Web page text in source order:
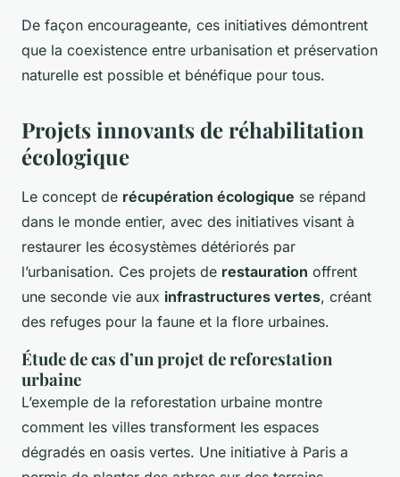
De façon encourageante, ces initiatives démontrent
que la coexistence entre urbanisation et préservation
naturelle est possible et bénéfique pour tous.
Projets innovants de réhabilitation
écologique
Le concept de récupération écologique se répand
dans le monde entier, avec des initiatives visant à
restaurer les écosystèmes détériorés par
l’urbanisation. Ces projets de restauration offrent
une seconde vie aux infrastructures vertes, créant
des refuges pour la faune et la flore urbaines.
Étude de cas d’un projet de reforestation
urbaine
L’exemple de la reforestation urbaine montre
comment les villes transforment les espaces
dégradés en oasis vertes. Une initiative à Paris a